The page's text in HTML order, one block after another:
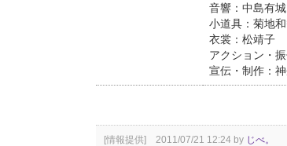
音響：中島有城
小道具：菊地
衣裳：松靖子
アクション・
宣伝・制作：
[情報提供] 2011/07/21 12:24 by じべ。